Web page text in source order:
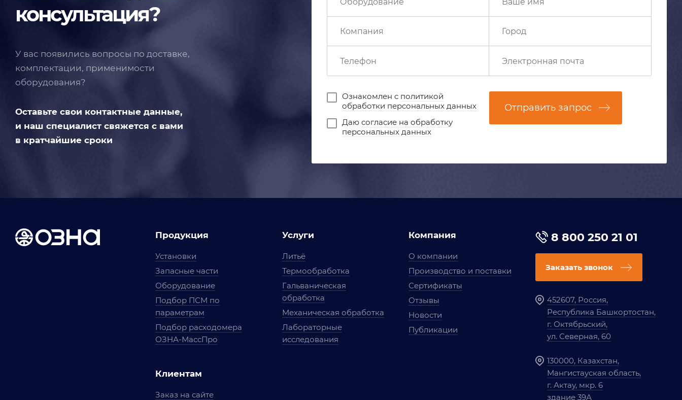
консультация?
У вас появились вопросы по доставке,
комплектации, применимости
оборудования?
Оставьте свои контактные данные,
и наш специалист свяжется с вами
в кратчайшие сроки
Ознакомлен с политикой
обработки персональных данных
Даю согласие на обработку
персональных данных
Отправить запрос
Продукция
Установки
Запасные части
Оборудование
Подбор ПСМ по
параметрам
Подбор расходомера
ОЗНА-МассПро
Клиентам
Заказ на сайте
Услуги
Литьё
Термообработка
Гальваническая
обработка
Механическая обработка
Лабораторные
исследования
Компания
О компании
Производство и поставки
Сертификаты
Отзывы
Новости
Публикации
8 800 250 21 01
Заказать звонок
452607, Россия,
Республика Башкортостан,
г. Октябрьский,
ул. Северная, 60
130000, Казахстан,
Мангистауская область,
г. Актау, мкр. 6
здание 39А